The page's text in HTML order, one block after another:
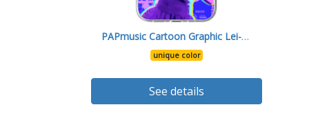
PAPmusic Cartoon Graphic Lei- Cover 12
unique color
See details